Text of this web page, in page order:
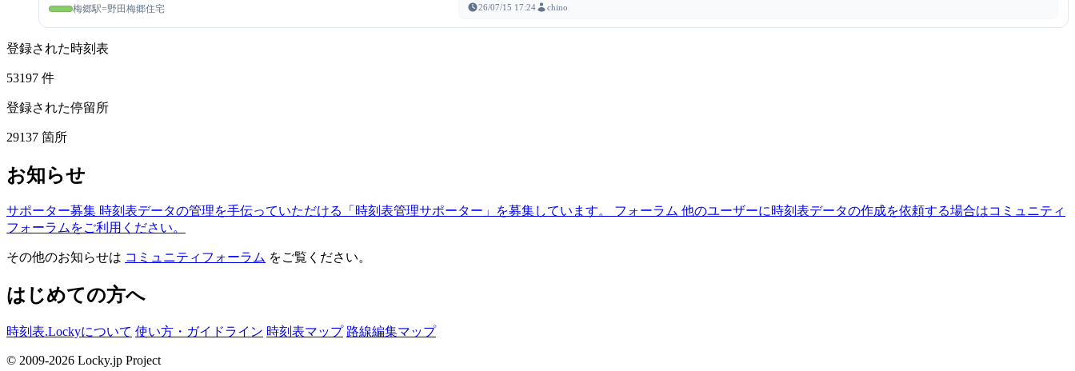
梅郷駅=野田梅郷住宅 26/07/15 17:24 chino
登録された時刻表
53197 件
登録された停留所
29137 箇所
お知らせ
サポーター募集 時刻表データの管理を手伝っていただける「時刻表管理サポーター」を募集しています。 フォーラム 他のユーザーに時刻表データの作成を依頼する場合はコミュニティ
フォーラムをご利用ください。
その他のお知らせは コミュニティフォーラム をご覧ください。
はじめての方へ
時刻表.Lockyについて 使い方・ガイドライン 時刻表マップ 路線編集マップ
© 2009-2026 Locky.jp Project